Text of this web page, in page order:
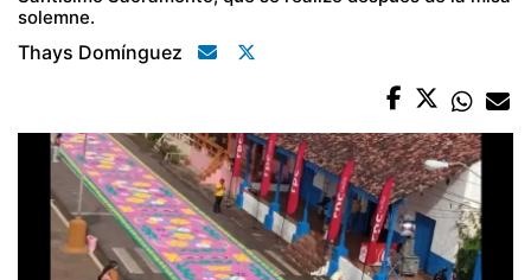
solemne.
Thays Domínguez